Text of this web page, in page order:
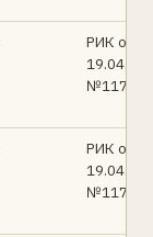
РИК от
19.04.83
№117
РИК от
19.04.83
№117